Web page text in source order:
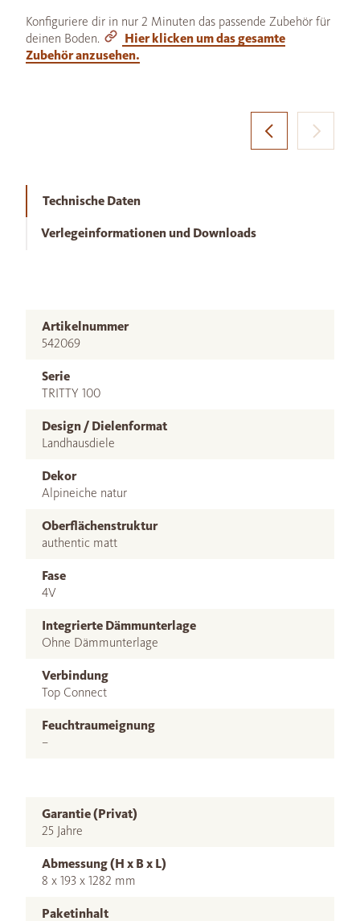
Konfiguriere dir in nur 2 Minuten das passende Zubehör für
deinen Boden.
Hier klicken um das gesamte
Zubehör anzusehen.
Technische Daten
Verlegeinformationen und Downloads
Artikelnummer
542069
Serie
TRITTY 100
Design / Dielenformat
Landhausdiele
Dekor
Alpineiche natur
Oberflächenstruktur
authentic matt
Fase
4V
Integrierte Dämmunterlage
Ohne Dämmunterlage
Verbindung
Top Connect
Feuchtraumeignung
–
Garantie (Privat)
25 Jahre
Abmessung (H x B x L)
8 x 193 x 1282 mm
Paketinhalt